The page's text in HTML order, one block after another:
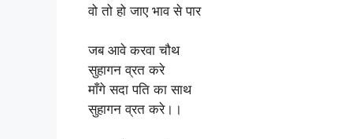
वो तो हो जाए भाव से पार
जब आवे करवा चौथ
सुहागन व्रत करे
माँगे सदा पति का साथ
सुहागन व्रत करे।।